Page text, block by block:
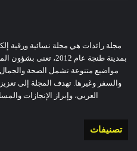
مجلة رائدات هي مجلة نسائية ورقية
بمدينة طنجة عام
مواضيع متنوعة تشمل الصحة
والسفر وغيرها. تهدف المجلة إلى
العربي، وإبراز الإنجازات
تصنيفات